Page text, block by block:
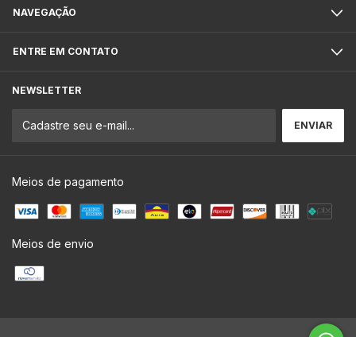
NAVEGAÇÃO
ENTRE EM CONTATO
NEWSLETTER
Meios de pagamento
Meios de envio